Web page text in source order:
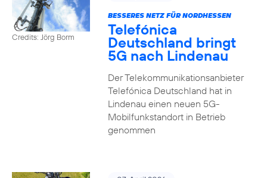
Credits: Jörg Borm
BESSERES NETZ FÜR NORDHESSEN
Telefónica
Deutschland bringt
5G nach Lindenau
Der Telekommunikationsanbieter
Telefónica Deutschland hat in
Lindenau einen neuen 5G-
Mobilfunkstandort in Betrieb
genommen